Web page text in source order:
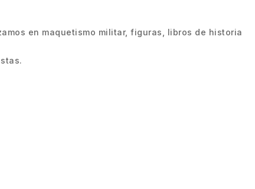
en maquetismo militar, figuras, libros de historia